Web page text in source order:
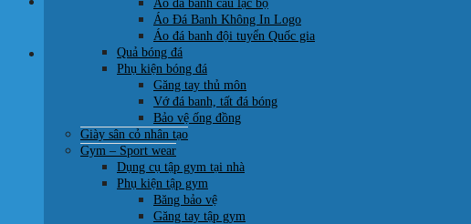
0707 22 77 93
Giỏ hàng
Quay trở lại cửa hàng
Áo đá banh câu lạc bộ
Áo Đá Banh Không In Logo
Áo đá banh đội tuyển Quốc gia
Quả bóng đá
Phụ kiện bóng đá
Găng tay thủ môn
Vớ đá banh, tất đá bóng
Bảo vệ ống đồng
Giày sân cỏ nhân tạo
Gym – Sport wear
Dụng cụ tập gym tại nhà
Phụ kiện tập gym
Băng bảo vệ
Găng tay tập gym